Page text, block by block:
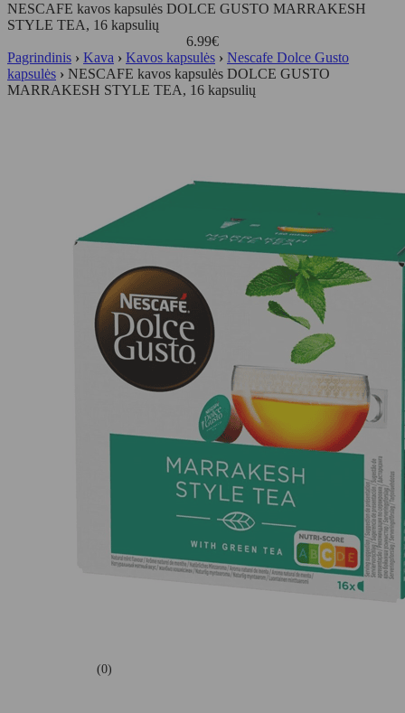
NESCAFE kavos kapsulės DOLCE GUSTO MARRAKESH
STYLE TEA, 16 kapsulių
6.99€
Pagrindinis › Kava › Kavos kapsulės › Nescafe Dolce Gusto
kapsulės › NESCAFE kavos kapsulės DOLCE GUSTO
MARRAKESH STYLE TEA, 16 kapsulių
(0)